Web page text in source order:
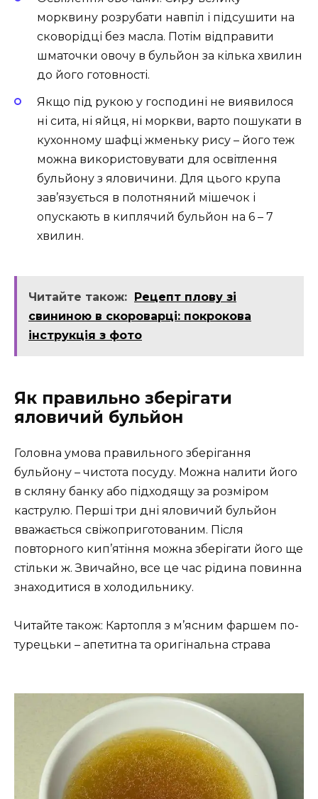
морквину розрубати навпіл і підсушити на
сковорідці без масла. Потім відправити
шматочки овочу в бульйон за кілька хвилин
до його готовності.
Якщо під рукою у господині не виявилося
ні сита, ні яйця, ні моркви, варто пошукати в
кухонному шафці жменьку рису – його теж
можна використовувати для освітлення
бульйону з яловичини. Для цього крупа
зав’язується в полотняний мішечок і
опускають в киплячий бульйон на 6 – 7
хвилин.
Читайте також: Рецепт плову зі
свининою в скороварці: покрокова
інструкція з фото
Як правильно зберігати
яловичий бульйон
Головна умова правильного зберігання
бульйону – чистота посуду. Можна налити його
в скляну банку або підходящу за розміром
каструлю. Перші три дні яловичий бульйон
вважається свіжоприготованим. Після
повторного кип’ятіння можна зберігати його ще
стільки ж. Звичайно, все це час рідина повинна
знаходитися в холодильнику.
Читайте також: Картопля з м’ясним фаршем по-
турецьки – апетитна та оригінальна страва